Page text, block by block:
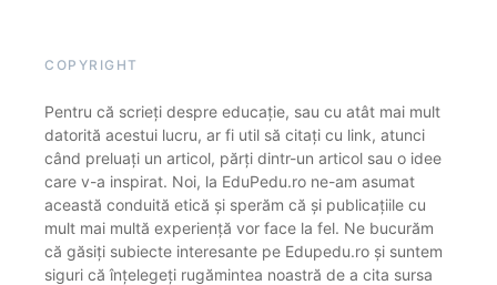
COPYRIGHT
Pentru că scrieți despre educație, sau cu atât mai mult
datorită acestui lucru, ar fi util să citați cu link, atunci
când preluați un articol, părți dintr-un articol sau o idee
care v-a inspirat. Noi, la EduPedu.ro ne-am asumat
această conduită etică și sperăm că și publicațiile cu
mult mai multă experiență vor face la fel. Ne bucurăm
că găsiți subiecte interesante pe Edupedu.ro și suntem
siguri că înțelegeți rugămintea noastră de a cita sursa